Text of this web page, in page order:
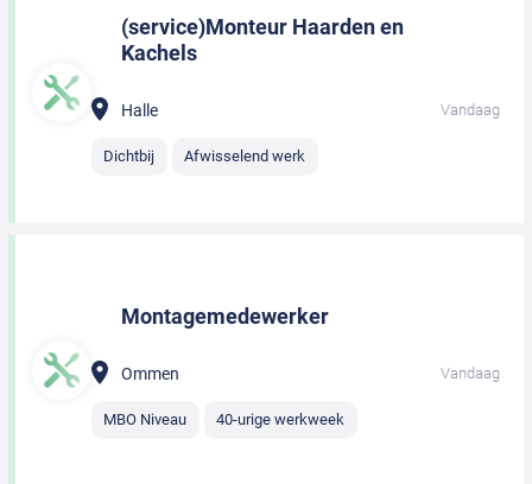
(service)Monteur Haarden en
Kachels
Halle Vandaag
Dichtbij Afwisselend werk
Montagemedewerker
Ommen Vandaag
MBO Niveau 40-urige werkweek